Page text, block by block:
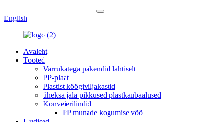
English
Avaleht
Tooted
Varrukatega pakendid lahtiselt
PP-plaat
Plastist köögiviljakastid
üheksa jala pikkused plastkaubaalused
Konveierilindid
PP munade kogumise vöö